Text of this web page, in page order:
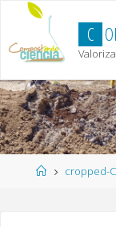
content
C O
Homecropped-